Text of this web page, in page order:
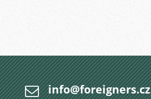
info@foreigners.cz